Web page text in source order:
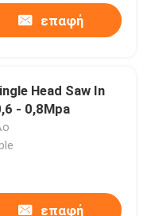
επαφή
Head Saw In
- 0,8Mpa
επαφή